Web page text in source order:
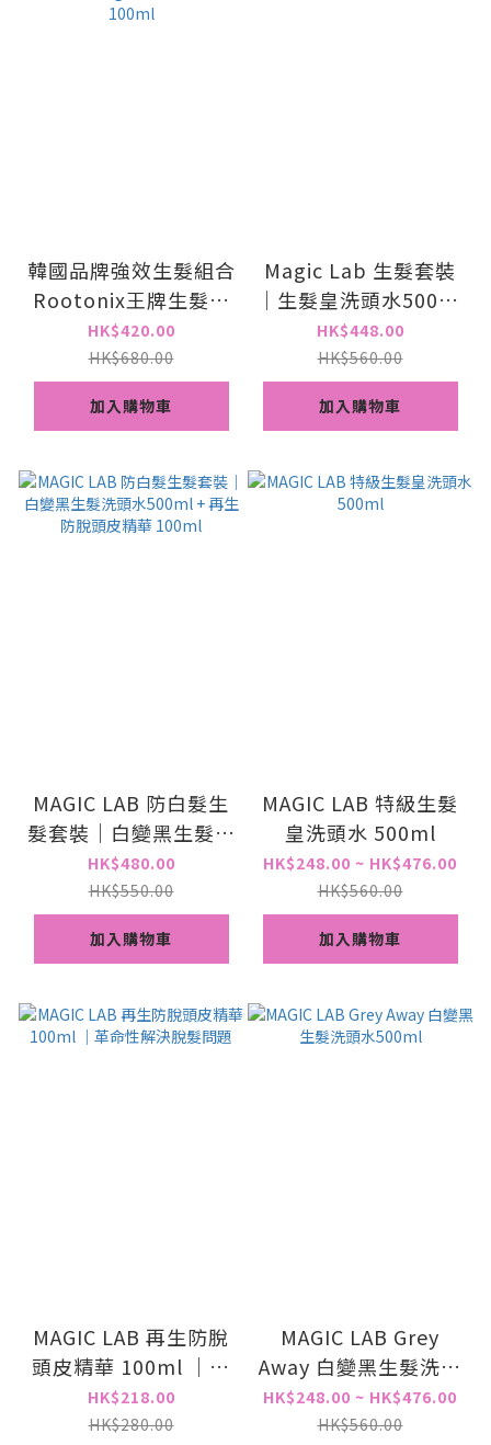
韓國品牌強效生髮組合
Rootonix王牌生髮防
脫洗頭水
500ml+Magic lab生
髮精華100ml
HK$420.00
HK$680.00
加入購物車
Magic Lab 生髮套裝
｜生髮皇洗頭水500ml
+ 生髮精華100ml
HK$448.00
HK$560.00
加入購物車
MAGIC LAB 防白髮生
髮套裝｜白變黑生髮洗
頭水500ml + 再生防
脫頭皮精華 100ml
HK$480.00
HK$550.00
加入購物車
MAGIC LAB 特級生髮
皇洗頭水 500ml
HK$248.00 ~ HK$476.00
HK$560.00
加入購物車
MAGIC LAB 再生防脫
頭皮精華 100ml ｜革
命性解決脫髮問題
HK$218.00
HK$280.00
MAGIC LAB Grey
Away 白變黑生髮洗頭
水500ml
HK$248.00 ~ HK$476.00
HK$560.00